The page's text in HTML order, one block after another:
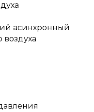
асинхронный
воздуха